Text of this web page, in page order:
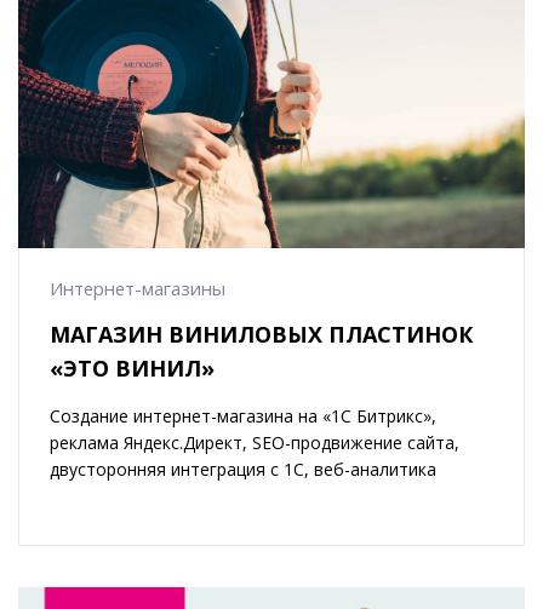
Интернет-магазины
МАГАЗИН ВИНИЛОВЫХ ПЛАСТИНОК
«ЭТО ВИНИЛ»
Создание интернет-магазина на «1С Битрикс»,
реклама Яндекс.Директ, SEO-продвижение сайта,
двусторонняя интеграция с 1С, веб-аналитика